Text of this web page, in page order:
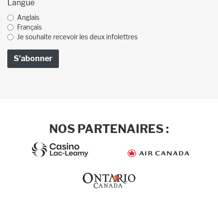
Langue
Anglais
Français
Je souhaite recevoir les deux infolettres
NOS PARTENAIRES :